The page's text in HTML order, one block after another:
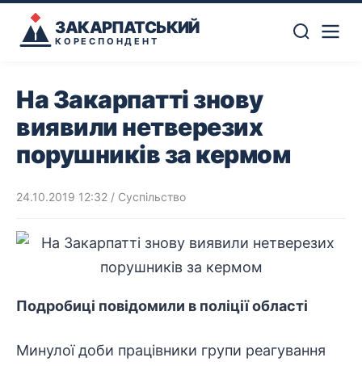
ЗАКАРПАТСЬКИЙ
КОРЕСПОНДЕНТ
На Закарпатті знову
виявили нетверезих
порушників за кермом
24.10.2019 12:32 / Суспільство
Подробиці повідомили в поліції області
Минулої доби працівники групи реагування